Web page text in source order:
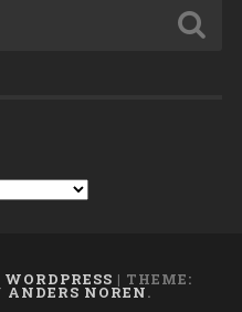
| THEME:
ANDERS NOREN.